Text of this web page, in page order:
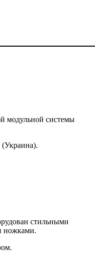
модульной системы
(Украина).
стильными
ножками.